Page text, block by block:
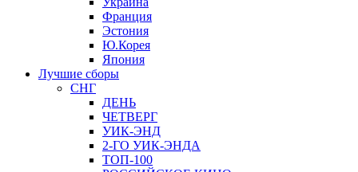
Франция
Эстония
Ю.Корея
Япония
Лучшие сборы
СНГ
ДЕНЬ
ЧЕТВЕРГ
УИК-ЭНД
2-ГО УИК-ЭНДА
ТОП-100